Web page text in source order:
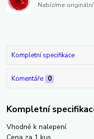
Nabízíme
Kompletní specifikace
Komentáře 0
Kompletní
Vhodné k nalepení.